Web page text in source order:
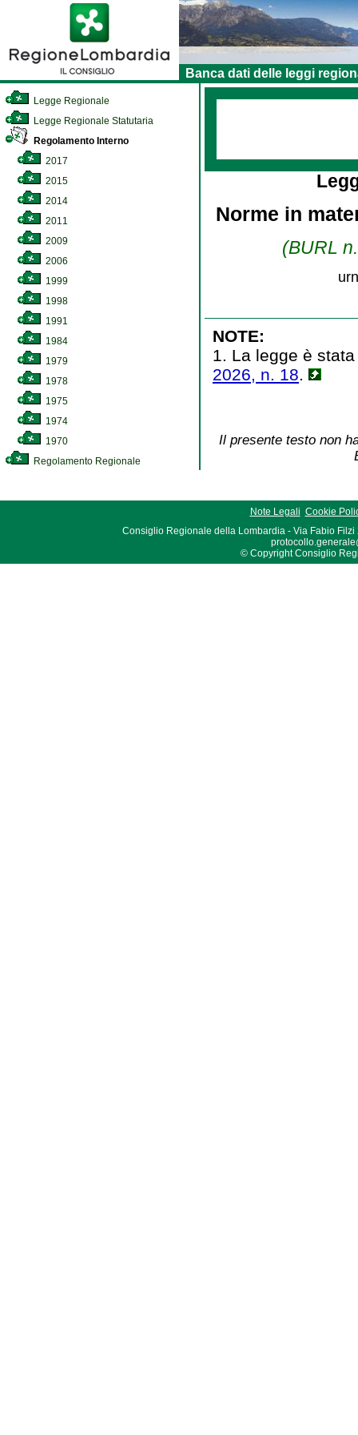
Banca dati delle leggi
Legge Regionale
Legge Regionale Statutaria
Regolamento Interno
2017
2015
2014
2011
2009
2006
1999
1998
1991
1984
1979
1978
1975
1974
1970
Regolamento Regionale
Norme in
(BURL
NOTE:
1. La legge è
2026, n. 18
Il presente testo non
Note Legali Cookie
Consiglio Regionale della Lombardia - Via Fabio Filzi
© Copyright Consiglio